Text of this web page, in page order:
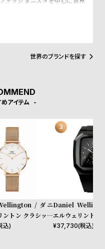
なカラーのレザーやNATO タ
き、ファッションウォッチ
デンにおけるシンプルでタイ
で紳士的なスタイルの融合
時代を超えて愛されるデザイ
世界のブランドを探す
アイテム
/ ダニ
ントン クラシック
メルローズ ロー
込)
Daniel
エルウェリントン
40mm Apple
¥37,730(税込)